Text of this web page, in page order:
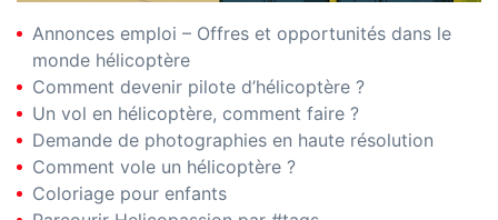
Annonces emploi – Offres et opportunités dans le
monde hélicoptère
Comment devenir pilote d’hélicoptère ?
Un vol en hélicoptère, comment faire ?
Demande de photographies en haute résolution
Comment vole un hélicoptère ?
Coloriage pour enfants